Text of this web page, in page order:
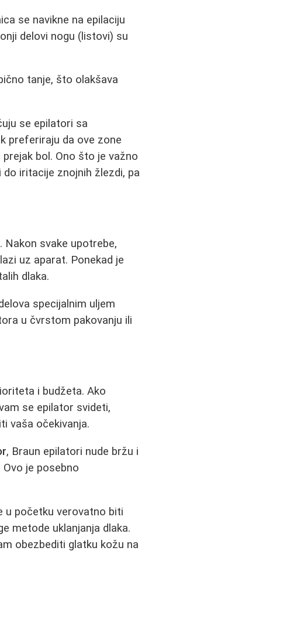
se navikne na epilaciju
delovi nogu (listovi) su
tanje, što olakšava
se epilatori sa
preferiraju da ove zone
bol. Ono što je važno
iritacije znojnih žlezdi, pa
svake upotrebe,
uz aparat. Ponekad je
dlaka.
specijalnim uljem
u čvrstom pakovanju ili
i budžeta. Ako
se epilator svideti,
vaša očekivanja.
, Braun epilatori nude bržu i
je posebno
u početku verovatno biti
metode uklanjanja dlaka.
obezbediti glatku kožu na